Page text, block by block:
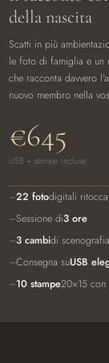
della nascita
Scatti in più
le foto di famiglia e un
che racconta davvero
nuovo membro nella
€645
USB + stampe incluse
22 fotodigitali
Sessione di3 ore
3 cambidi scenografia
Consegna suUSB
10 stampe20×15 con